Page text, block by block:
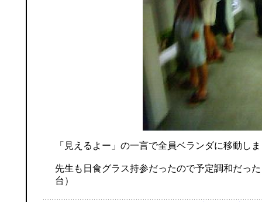
「見えるよー」の一言で全員ベランダに移動し
先生も日食グラス持参だったので予定調和だっ
台）